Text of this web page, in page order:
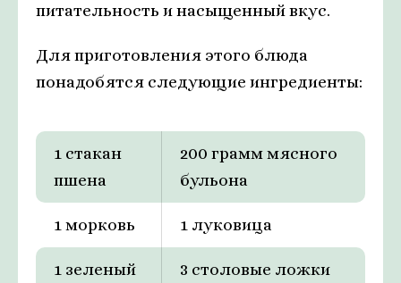
питательность и насыщенный вкус.
Для приготовления этого блюда
понадобятся следующие ингредиенты:
1 стакан
пшена
200 грамм мясного
бульона
1 морковь 1 луковица
1 зеленый
3 столовые ложки